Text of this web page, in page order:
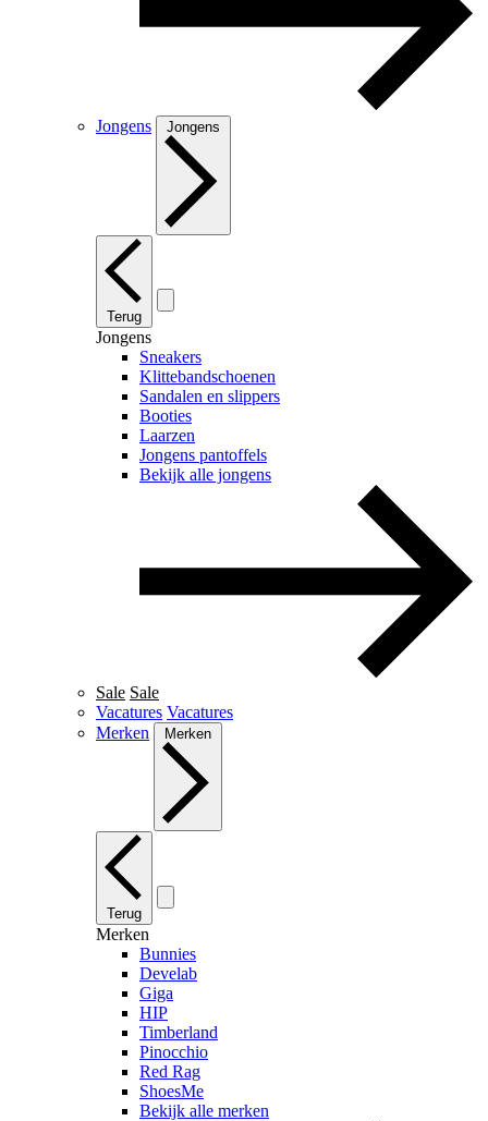
Jongens Jongens
Terug
Jongens
Sneakers
Klittebandschoenen
Sandalen en slippers
Booties
Laarzen
Jongens pantoffels
Bekijk alle jongens
Sale Sale
Vacatures Vacatures
Merken
Merken
Terug
Merken
Bunnies
Develab
Giga
HIP
Timberland
Pinocchio
Red Rag
ShoesMe
Bekijk alle merken